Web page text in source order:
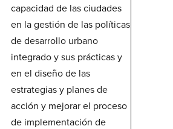
capacidad de las ciudades
en la gestión de las políticas
de desarrollo urbano
integrado y sus prácticas y
en el diseño de las
estrategias y planes de
acción y mejorar el proceso
de implementación de